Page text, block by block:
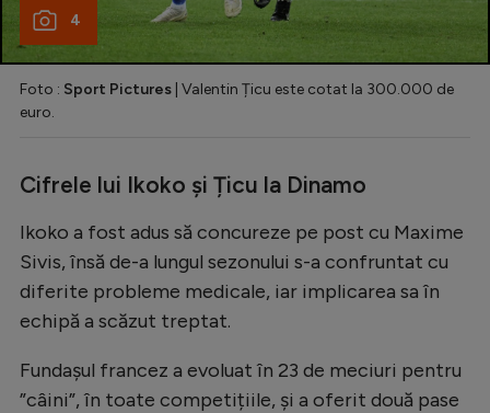
4
Foto : Sport Pictures | Valentin Țicu este cotat la 300.000 de
euro.
Cifrele lui Ikoko și Țicu la Dinamo
Ikoko a fost adus să concureze pe post cu Maxime
Sivis, însă de-a lungul sezonului s-a confruntat cu
diferite probleme medicale, iar implicarea sa în
echipă a scăzut treptat.
Fundașul francez a evoluat în 23 de meciuri pentru
”câini”, în toate competițiile, și a oferit două pase